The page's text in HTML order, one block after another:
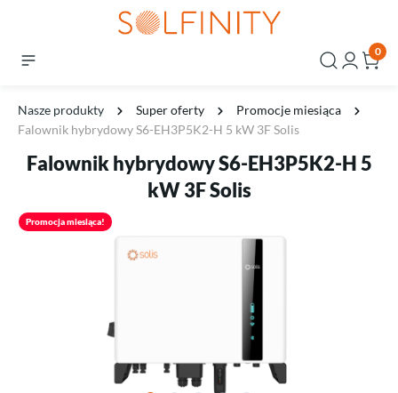
0
Nasze produkty Super oferty
Promocje miesiąca
Falownik hybrydowy S6-EH3P5K2-H 5 kW 3F Solis
Falownik hybrydowy S6-EH3P5K2-H 5
kW 3F Solis
Promocja miesiąca!